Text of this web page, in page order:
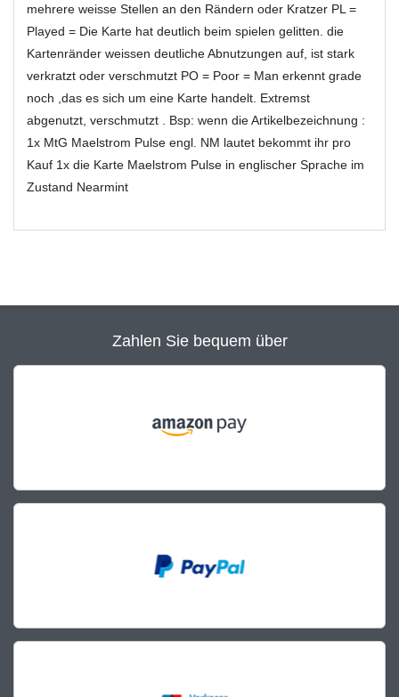
mehrere weisse Stellen an den Rändern oder Kratzer PL =
Played = Die Karte hat deutlich beim spielen gelitten. die
Kartenränder weissen deutliche Abnutzungen auf, ist stark
verkratzt oder verschmutzt PO = Poor = Man erkennt grade
noch ,das es sich um eine Karte handelt. Extremst
abgenutzt, verschmutzt . Bsp: wenn die Artikelbezeichnung :
1x MtG Maelstrom Pulse engl. NM lautet bekommt ihr pro
Kauf 1x die Karte Maelstrom Pulse in englischer Sprache im
Zustand Nearmint
Zahlen Sie bequem über